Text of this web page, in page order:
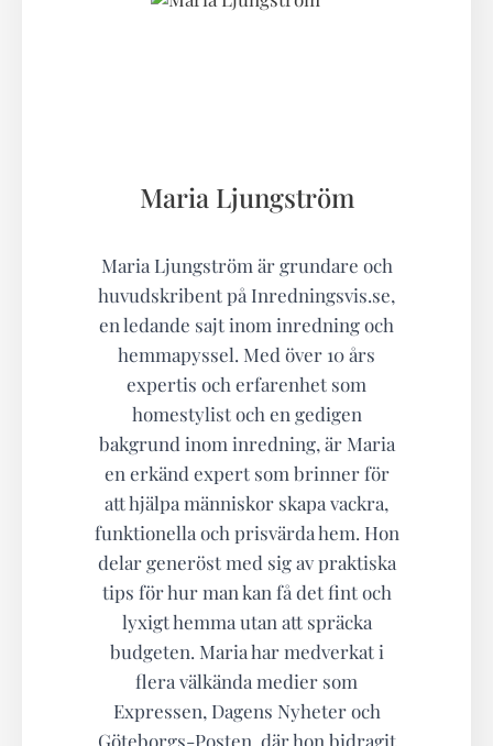
Maria Ljungström
Maria Ljungström är grundare och
huvudskribent på Inredningsvis.se,
en ledande sajt inom inredning och
hemmapyssel. Med över 10 års
expertis och erfarenhet som
homestylist och en gedigen
bakgrund inom inredning, är Maria
en erkänd expert som brinner för
att hjälpa människor skapa vackra,
funktionella och prisvärda hem. Hon
delar generöst med sig av praktiska
tips för hur man kan få det fint och
lyxigt hemma utan att spräcka
budgeten. Maria har medverkat i
flera välkända medier som
Expressen, Dagens Nyheter och
Göteborgs-Posten, där hon bidragit